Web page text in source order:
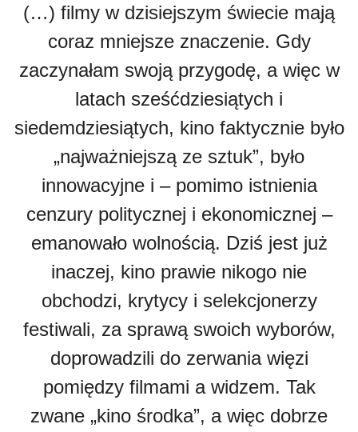
(…) filmy w dzisiejszym świecie mają
coraz mniejsze znaczenie. Gdy
zaczynałam swoją przygodę, a więc w
latach sześćdziesiątych i
siedemdziesiątych, kino faktycznie było
„najważniejszą ze sztuk”, było
innowacyjne i – pomimo istnienia
cenzury politycznej i ekonomicznej –
emanowało wolnością. Dziś jest już
inaczej, kino prawie nikogo nie
obchodzi, krytycy i selekcjonerzy
festiwali, za sprawą swoich wyborów,
doprowadzili do zerwania więzi
pomiędzy filmami a widzem. Tak
zwane „kino środka”, a więc dobrze